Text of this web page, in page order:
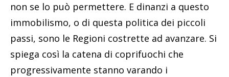
non se lo può permettere. E dinanzi a questo
immobilismo, o di questa politica dei piccoli
passi, sono le Regioni costrette ad avanzare. Si
spiega così la catena di coprifuochi che
progressivamente stanno varando i